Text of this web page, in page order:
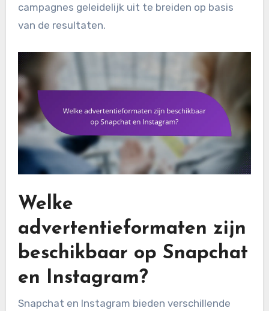
campagnes geleidelijk uit te breiden op basis
van de resultaten.
Welke
advertentieformaten zijn
beschikbaar op Snapchat
en Instagram?
Snapchat en Instagram bieden verschillende